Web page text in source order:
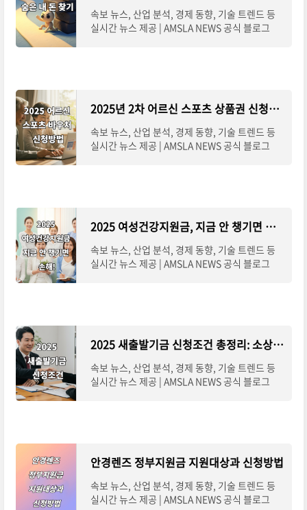
속보 뉴스, 산업 분석, 경제 동향, 기술 트렌드 등
실시간 뉴스 제공 | AMSLA NEWS 공식 블로그
2025년 2차 어르신 스포츠 상품권 신청방법 완전 정리
속보 뉴스, 산업 분석, 경제 동향, 기술 트렌드 등
실시간 뉴스 제공 | AMSLA NEWS 공식 블로그
2025 여성건강지원금, 지금 안 챙기면 손해! 신청방법 총정리
속보 뉴스, 산업 분석, 경제 동향, 기술 트렌드 등
실시간 뉴스 제공 | AMSLA NEWS 공식 블로그
2025 새출발기금 신청조건 총정리: 소상공인을 위한 실질적 채무조정 지원
속보 뉴스, 산업 분석, 경제 동향, 기술 트렌드 등
실시간 뉴스 제공 | AMSLA NEWS 공식 블로그
안경렌즈 정부지원금 지원대상과 신청방법
속보 뉴스, 산업 분석, 경제 동향, 기술 트렌드 등
실시간 뉴스 제공 | AMSLA NEWS 공식 블로그